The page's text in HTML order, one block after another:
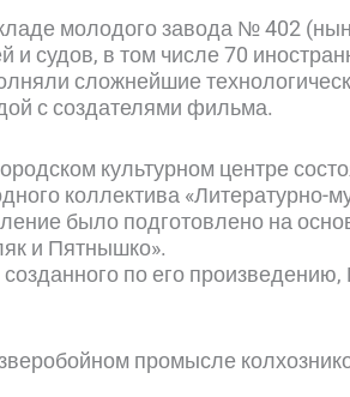
молодого завода № 402
и судов, в том числе 70
сложнейшие
с создателями фильма.
культурном центре
коллектива «Литературно-
было подготовлено на
и Пятнышко».
по его
промысле